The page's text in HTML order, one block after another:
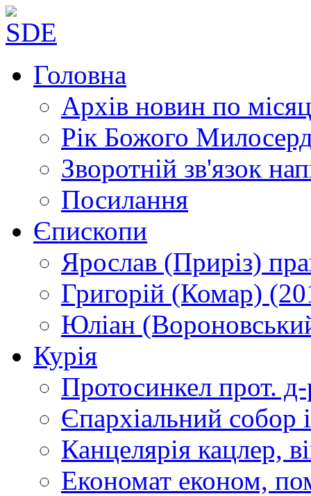
Головна
Архів новин по
Рік Божого
Зворотній зв'язок
Посилання
Єпископи
Ярослав (Приріз)
Григорій (Комар)
Юліан
Курія
Протосинкел прот.
Єпархіальний собор
Канцелярія кацлер,
Економат економ,